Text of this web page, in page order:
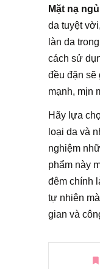
Mặt nạ ngủ
da tuyệt
làn da
cách sử
đều đặn sẽ
mạnh, mịn
Hãy lựa
loại da và
nghiệm
phẩm này
đêm chính
tự nhiên
gian và